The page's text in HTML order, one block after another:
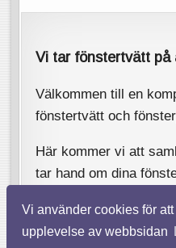
Vi använder cookies för
upplevelse av webbsidan
Vi tar fönstertvätt på
Välkommen till en
fönstertvätt och
Här kommer vi att
tar hand om dina